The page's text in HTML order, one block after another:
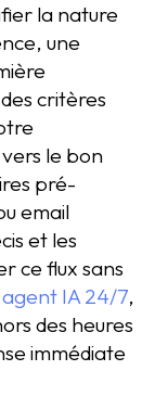
la nature
une
critères
le bon
pré-
email
et les
ce flux sans
IA 24/7,
des heures
immédiate